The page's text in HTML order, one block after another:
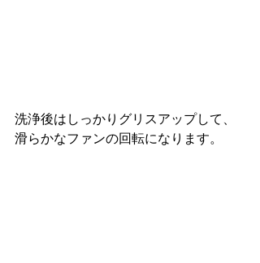
洗浄後はしっかりグリスアップして、
滑らかなファンの回転になります。